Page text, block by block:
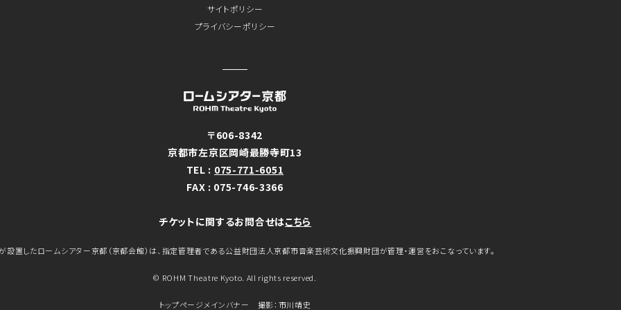
サイトポリシー
プライバシーポリシー
〒606-8342
京都市左京区岡崎最勝寺町13
TEL : 075-771-6051
FAX : 075-746-3366
チケットに関するお問合せはこちら
設置したロームシアター京都（京都会館）は、指定管理者である公益財団法人京都市音楽芸術文化振興財団が管理・運営をおこなっています。
© ROHM Theatre Kyoto. All rights reserved.
トップページメインバナー 撮影：市川靖史